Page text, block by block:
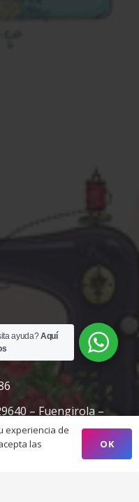
– Fuengirola –
ayuda?Aquí
experiencia de
las
OK